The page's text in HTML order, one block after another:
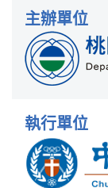
主辦單位
執行單位